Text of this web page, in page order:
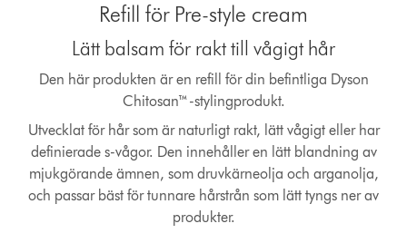
Refill för Pre-style cream
Lätt balsam för rakt till vågigt hår
Den här produkten är en refill för din befintliga Dyson
Chitosan™-stylingprodukt.
Utvecklat för hår som är naturligt rakt, lätt vågigt eller har
definierade s-vågor. Den innehåller en lätt blandning av
mjukgörande ämnen, som druvkärneolja och arganolja,
och passar bäst för tunnare hårstrån som lätt tyngs ner av
produkter.